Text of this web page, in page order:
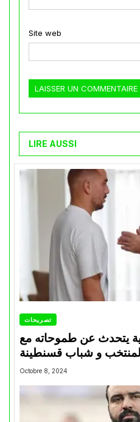
Site web
LIRE AUSSI
تصريحات
يتحدث عن طموحاته مع
المنتخب و شباب قسنطينة
Octobre 8, 2024